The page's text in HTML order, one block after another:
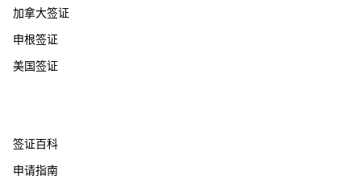
加拿大签证
申根签证
美国签证
签证百科
申请指南